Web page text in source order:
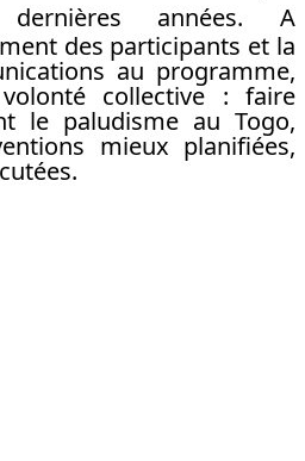
années. A
des participants et la
au programme,
collective : faire
le paludisme au Togo,
mieux planifiées,